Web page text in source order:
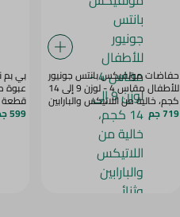
حفاضات مولفيكس بانتس جونيور
للأطفال مقاس 4 - لوزن 9 إلى 14
كجم، خالية من اللاتيكس والبارابين
وثنائي الفينول أ - 80 للعبوة
719 جم
بي بم
قطعة
599 جم